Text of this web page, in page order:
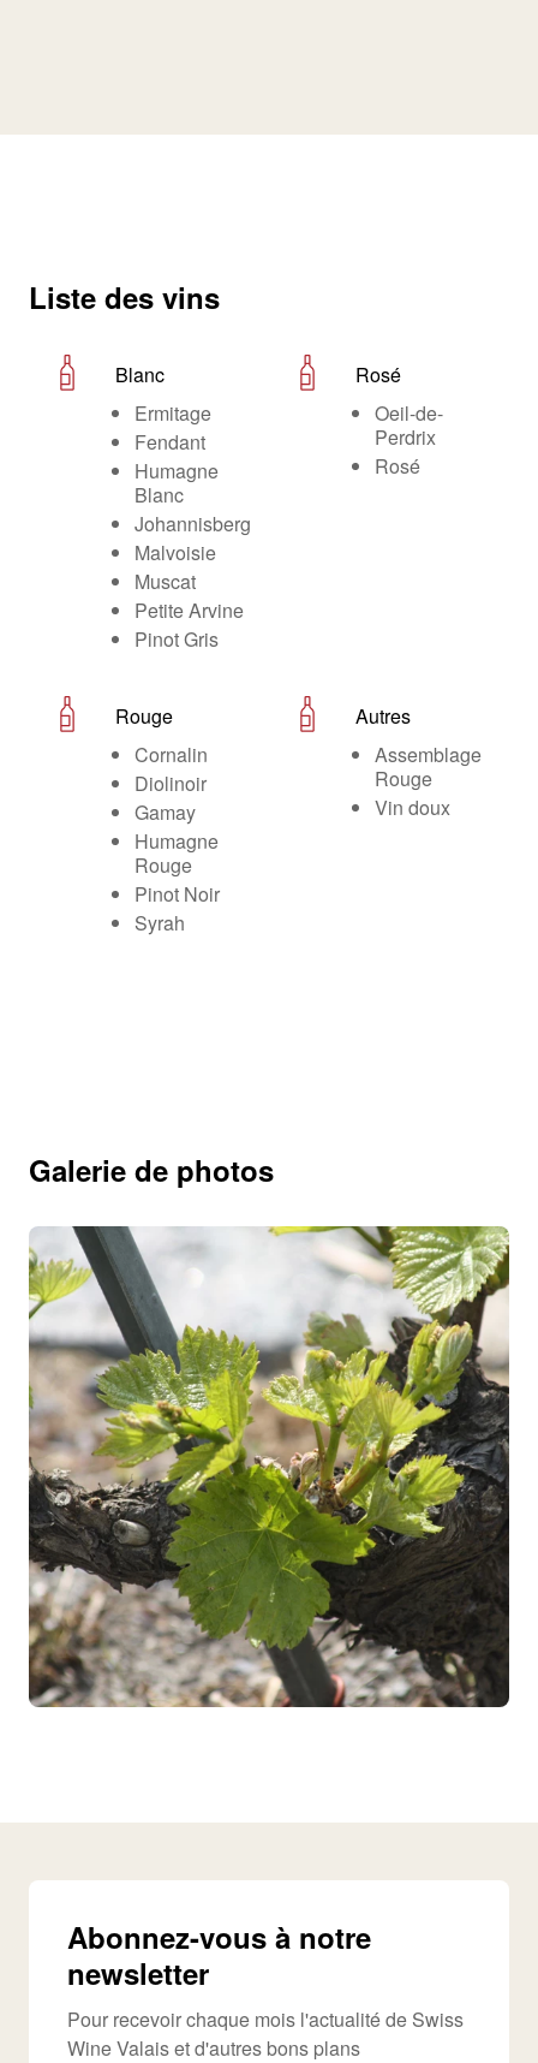
Liste des vins
Blanc
Ermitage
Fendant
Humagne
Blanc
Johannisberg
Malvoisie
Muscat
Petite Arvine
Pinot Gris
Rosé
Oeil-de-
Perdrix
Rosé
Rouge
Cornalin
Diolinoir
Gamay
Humagne
Rouge
Pinot Noir
Syrah
Autres
Assemblage
Rouge
Vin doux
Galerie de photos
Abonnez-vous à notre
newsletter
Pour recevoir chaque mois l'actualité de Swiss
Wine Valais et d'autres bons plans